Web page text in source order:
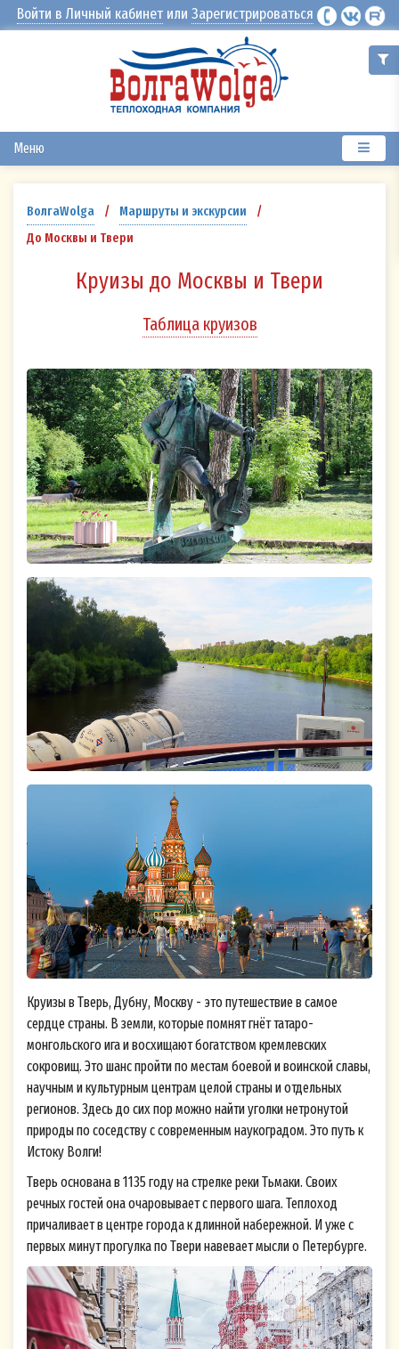
Войти в Личный кабинет или Зарегистрироваться
Меню
ВолгаWolga / Маршруты и экскурсии
/
До Москвы и Твери
Круизы до Москвы и Твери
Таблица круизов
Круизы в Тверь, Дубну, Москву - это путешествие в самое
сердце страны. В земли, которые помнят гнёт татаро-
монгольского ига и восхищают богатством кремлевских
сокровищ. Это шанс пройти по местам боевой и воинской славы,
научным и культурным центрам целой страны и отдельных
регионов. Здесь до сих пор можно найти уголки нетронутой
природы по соседству с современным наукоградом. Это путь к
Истоку Волги!
Тверь основана в 1135 году на стрелке реки Тьмаки. Своих
речных гостей она очаровывает с первого шага. Теплоход
причаливает в центре города к длинной набережной. И уже с
первых минут прогулка по Твери навевает мысли о Петербурге.